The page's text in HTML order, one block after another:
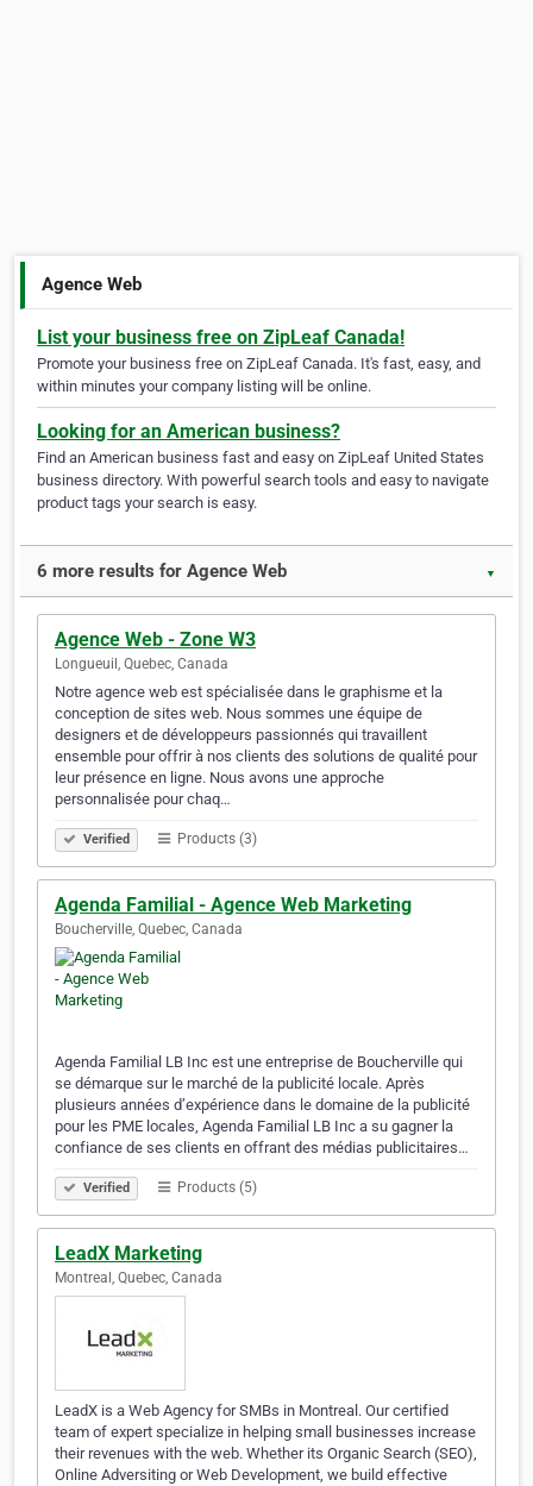
Agence Web
List your business free on ZipLeaf Canada!
Promote your business free on ZipLeaf Canada. It's fast, easy, and
within minutes your company listing will be online.
Looking for an American business?
Find an American business fast and easy on ZipLeaf United States
business directory. With powerful search tools and easy to navigate
product tags your search is easy.
6 more results for Agence Web ▼
Agence Web - Zone W3
Longueuil, Quebec, Canada
Notre agence web est spécialisée dans le graphisme et la
conception de sites web. Nous sommes une équipe de
designers et de développeurs passionnés qui travaillent
ensemble pour offrir à nos clients des solutions de qualité pour
leur présence en ligne. Nous avons une approche
personnalisée pour chaq…
Verified Products (3)
Agenda Familial - Agence Web Marketing
Boucherville, Quebec, Canada
Agenda Familial LB Inc est une entreprise de Boucherville qui
se démarque sur le marché de la publicité locale. Après
plusieurs années d’expérience dans le domaine de la publicité
pour les PME locales, Agenda Familial LB Inc a su gagner la
confiance de ses clients en offrant des médias publicitaires…
Verified Products (5)
LeadX Marketing
Montreal, Quebec, Canada
LeadX is a Web Agency for SMBs in Montreal. Our certified
team of expert specialize in helping small businesses increase
their revenues with the web. Whether its Organic Search (SEO),
Online Adversiting or Web Development, we build effective